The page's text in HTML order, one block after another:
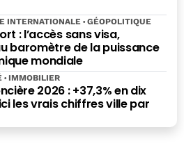
: l’accès sans visa,
baromètre de la puissance
mondiale
INTERNATIONALE GÉOPOLITIQUE
2026 : +37,3% en dix
les vrais chiffres ville par
IMMOBILIER